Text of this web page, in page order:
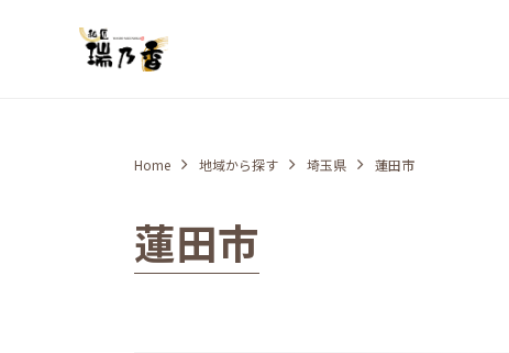
Home 地域から探す 埼玉県 蓮田市
蓮田市